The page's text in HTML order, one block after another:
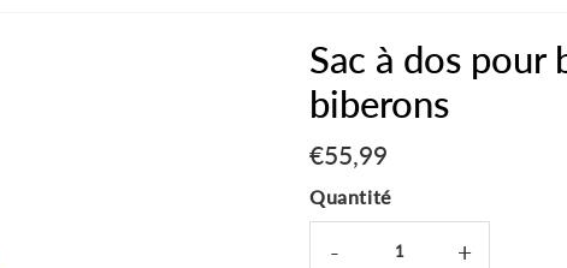
Sac à dos pour
biberons
€55,99
Quantité
- +